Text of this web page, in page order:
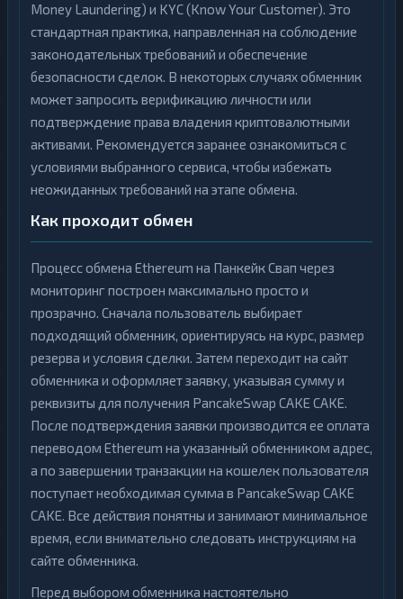
Money Laundering) и KYC (Know Your Customer). Это
стандартная практика, направленная на соблюдение
законодательных требований и обеспечение
безопасности сделок. В некоторых случаях обменник
может запросить верификацию личности или
подтверждение права владения криптовалютными
активами. Рекомендуется заранее ознакомиться с
условиями выбранного сервиса, чтобы избежать
неожиданных требований на этапе обмена.
Как проходит обмен
Процесс обмена Ethereum на Панкейк Свап через
мониторинг построен максимально просто и
прозрачно. Сначала пользователь выбирает
подходящий обменник, ориентируясь на курс, размер
резерва и условия сделки. Затем переходит на сайт
обменника и оформляет заявку, указывая сумму и
реквизиты для получения PancakeSwap CAKE CAKE.
После подтверждения заявки производится ее оплата
переводом Ethereum на указанный обменником адрес,
а по завершении транзакции на кошелек пользователя
поступает необходимая сумма в PancakeSwap CAKE
CAKE. Все действия понятны и занимают минимальное
время, если внимательно следовать инструкциям на
сайте обменника.
Перед выбором обменника настоятельно